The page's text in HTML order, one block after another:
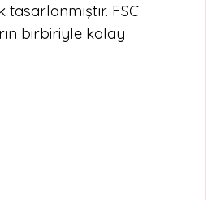
FSC
birbiriyle kolay